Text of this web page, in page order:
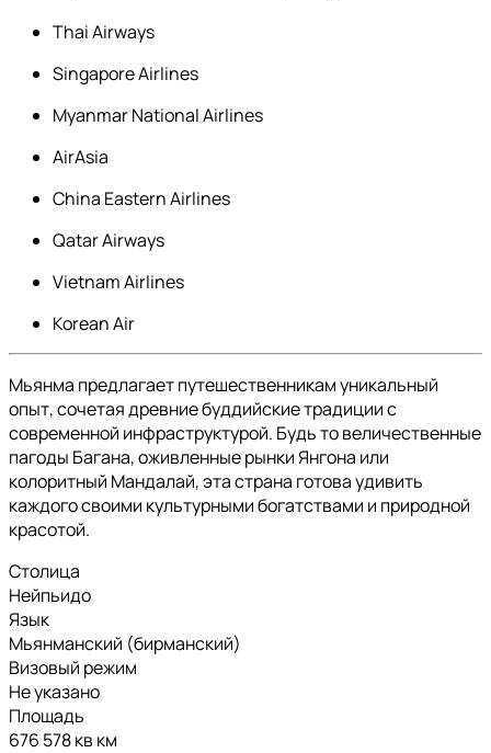
Thai Airways
Singapore Airlines
Myanmar National Airlines
AirAsia
China Eastern Airlines
Qatar Airways
Vietnam Airlines
Korean Air
Мьянма предлагает путешественникам уникальный
опыт, сочетая древние буддийские традиции с
современной инфраструктурой. Будь то величественные
пагоды Багана, оживленные рынки Янгона или
колоритный Мандалай, эта страна готова удивить
каждого своими культурными богатствами и природной
красотой.
Столица
Нейпьидо
Язык
Мьянманский (бирманский)
Визовый режим
Не указано
Площадь
676 578 кв км